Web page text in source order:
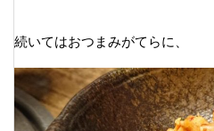
続いてはおつまみがてらに、